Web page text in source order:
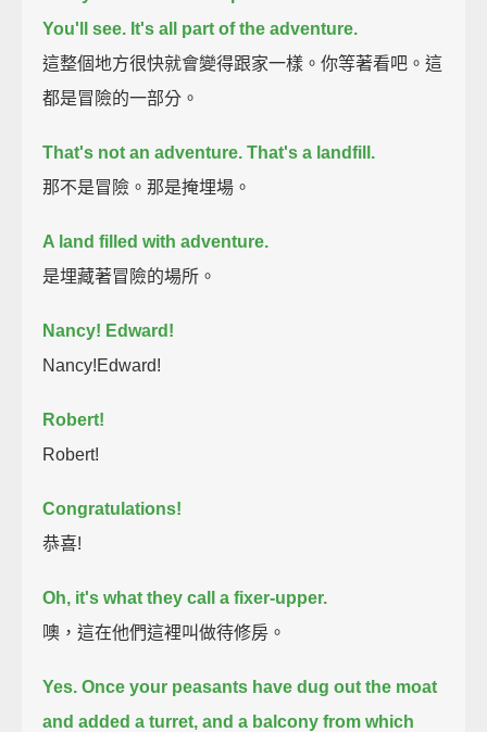
You'll see. It's all part of the adventure.
這整個地方很快就會變得跟家一樣。你等著看吧。這
都是冒險的一部分。
That's not an adventure. That's a landfill.
那不是冒險。那是掩埋場。
A land filled with adventure.
是埋藏著冒險的場所。
Nancy! Edward!
Nancy!Edward!
Robert!
Robert!
Congratulations!
恭喜!
Oh, it's what they call a fixer-upper.
噢，這在他們這裡叫做待修房。
Yes. Once your peasants have dug out the moat
and added a turret, and a balcony from which